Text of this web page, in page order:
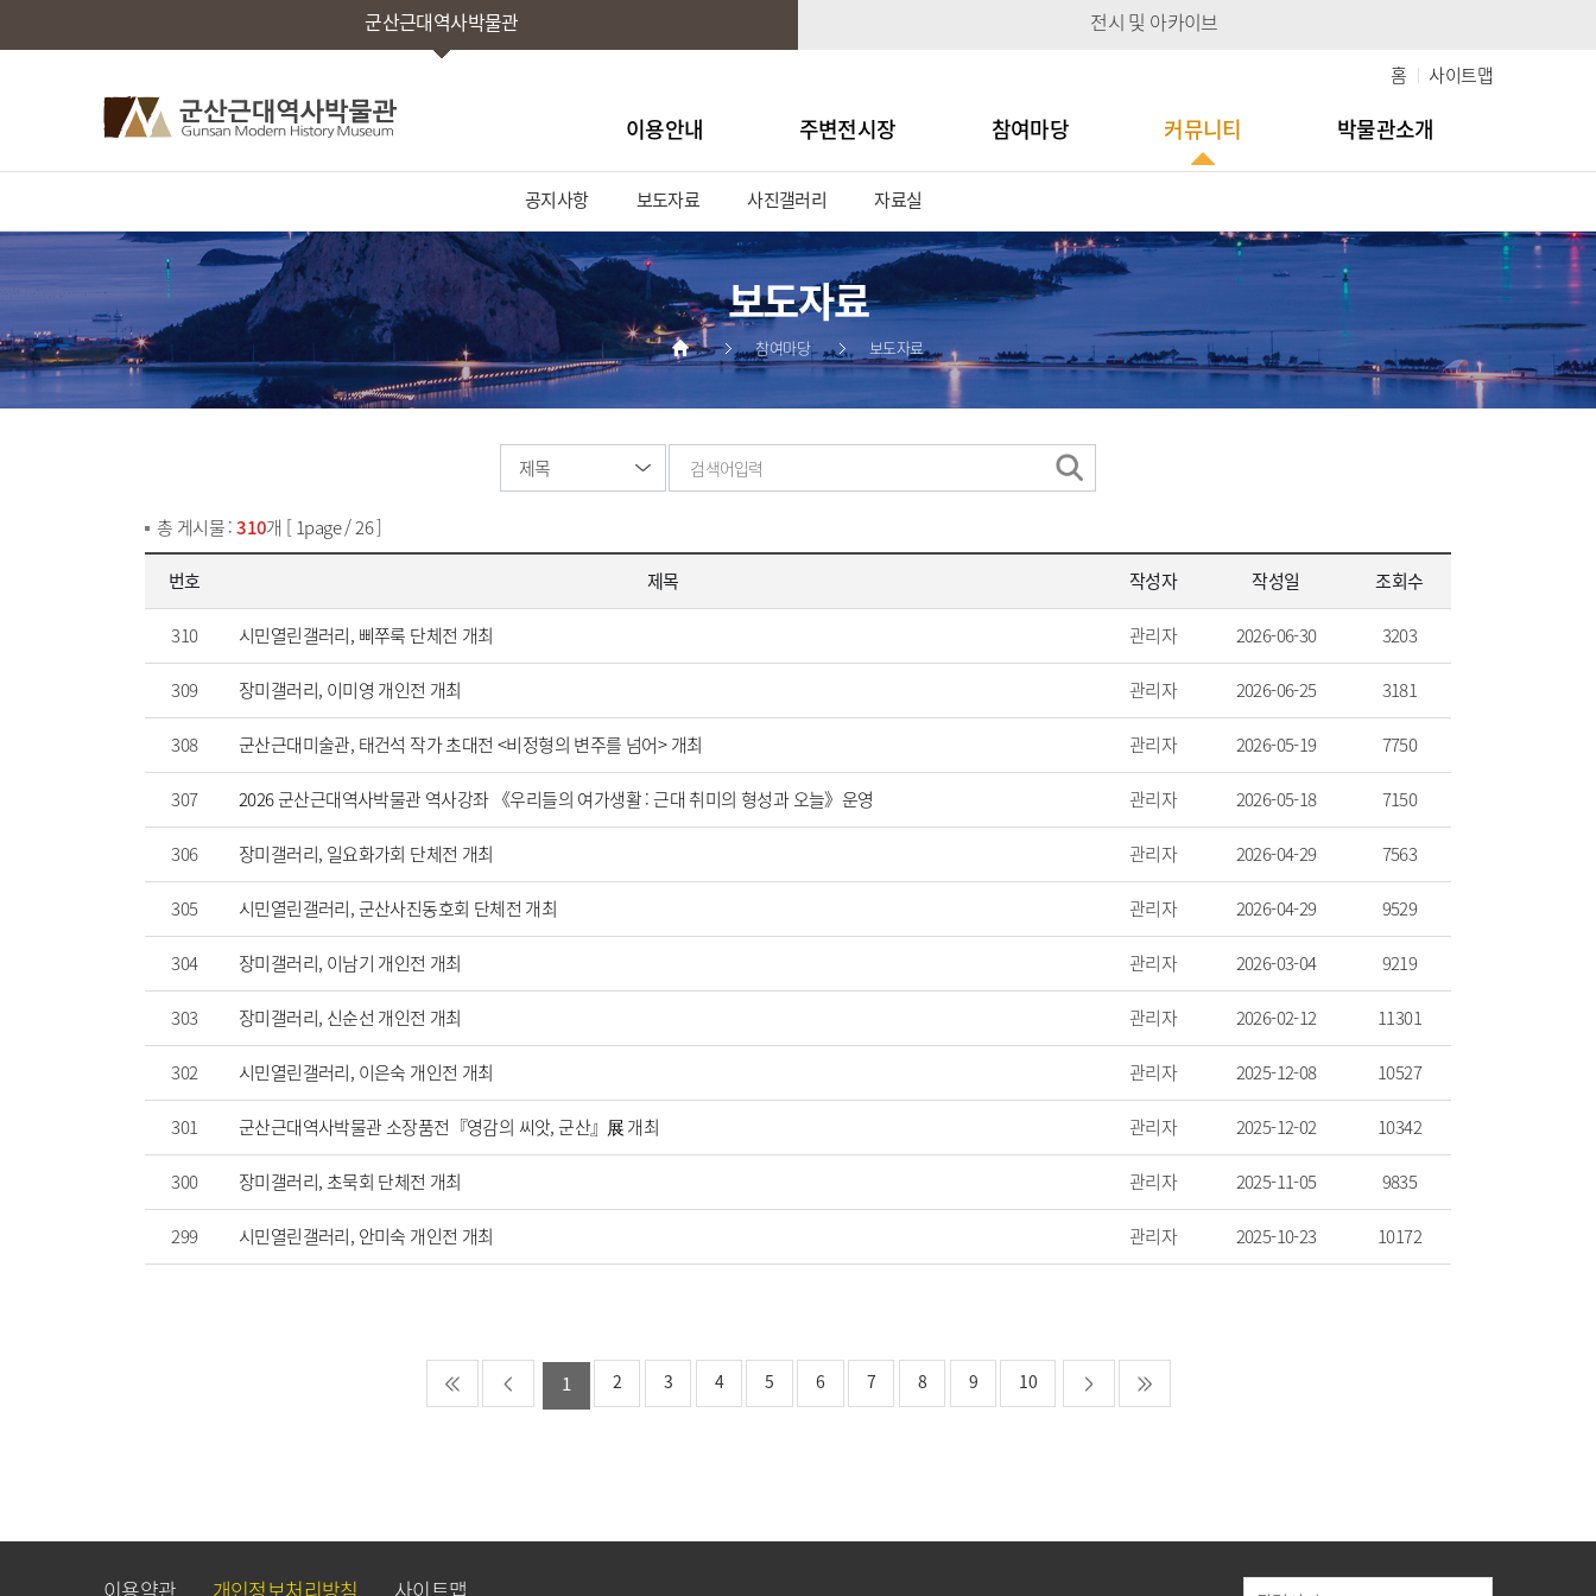
군산근대역사박물관 전시 및 아카이브
홈 사이트맵
이용안내 주변전시장 참여마당 커뮤니티 박물관소개
공지사항 보도자료 사진갤러리 자료실
보도자료
참여마당 보도자료
총 게시물 :310개 [ 1page / 26 ]
번호 제목 작성자 작성일 조회수
310 시민열린갤러리, 삐쭈룩 단체전 개최 관리자 2026-06-30 3203
309 장미갤러리, 이미영 개인전 개최 관리자 2026-06-25 3181
308 군산근대미술관, 태건석 작가 초대전 <비정형의 변주를 넘어> 개최 관리자 2026-05-19 7750
307 2026 군산근대역사박물관 역사강좌 《우리들의 여가생활 : 근대 취미의 형성과 오늘》운영 관리자 2026-05-18 7150
306 장미갤러리, 일요화가회 단체전 개최 관리자 2026-04-29 7563
305 시민열린갤러리, 군산사진동호회 단체전 개최 관리자 2026-04-29 9529
304 장미갤러리, 이남기 개인전 개최 관리자 2026-03-04 9219
303 장미갤러리, 신순선 개인전 개최 관리자 2026-02-12 11301
302 시민열린갤러리, 이은숙 개인전 개최 관리자 2025-12-08 10527
301 군산근대역사박물관 소장품전『영감의 씨앗, 군산』展 개최 관리자 2025-12-02 10342
300 장미갤러리, 초묵회 단체전 개최 관리자 2025-11-05 9835
299 시민열린갤러리, 안미숙 개인전 개최 관리자 2025-10-23 10172
1 2 3 4 5 6 7 8 9 10
이용약관 개인정보처리방침 사이트맵